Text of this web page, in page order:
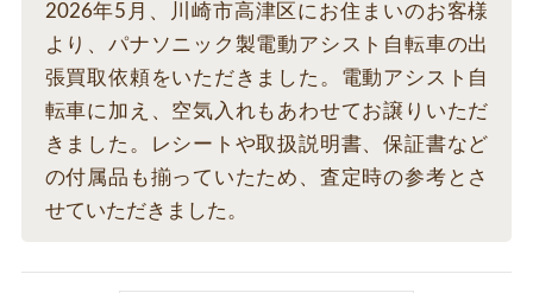
2026年5月、川崎市高津区にお住まいのお客様
より、パナソニック製電動アシスト自転車の出
張買取依頼をいただきました。電動アシスト自
転車に加え、空気入れもあわせてお譲りいただ
きました。レシートや取扱説明書、保証書など
の付属品も揃っていたため、査定時の参考とさ
せていただきました。